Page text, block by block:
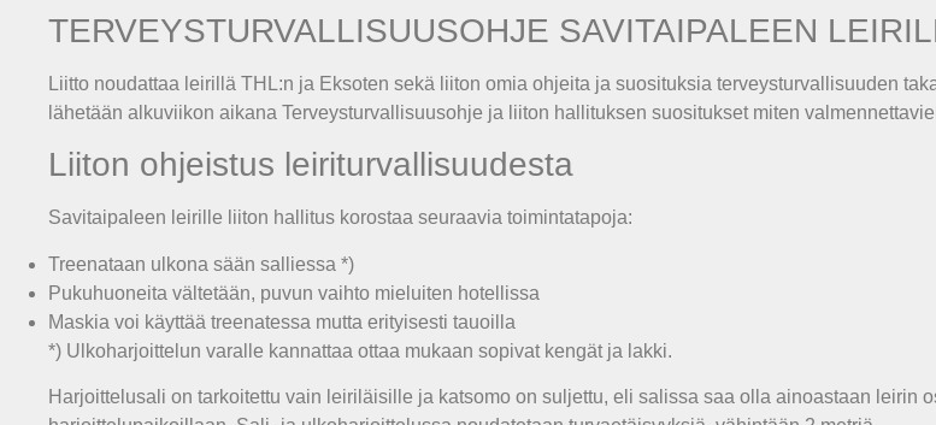
TERVEYSTURVALLISUUSOHJE SAVITAIPALEEN
Liitto noudattaa leirillä THL:n ja Eksoten sekä liiton omia ohjeita ja suosituksia terveysturvallisuuden
lähetään alkuviikon aikana Terveysturvallisuusohje ja liiton hallituksen suositukset miten
Liiton ohjeistus leiriturvallisuudesta
Savitaipaleen leirille liiton hallitus korostaa seuraavia toimintatapoja:
Treenataan ulkona sään salliessa *)
Pukuhuoneita vältetään, puvun vaihto mieluiten hotellissa
Maskia voi käyttää treenatessa mutta erityisesti tauoilla
*) Ulkoharjoittelun varalle kannattaa ottaa mukaan sopivat kengät ja lakki.
Harjoittelusali on tarkoitettu vain leiriläisille ja katsomo on suljettu, eli salissa saa olla ainoastaan leirin